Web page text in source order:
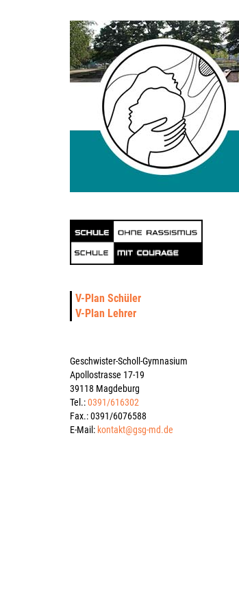
V-Plan Schüler
V-Plan Lehrer
Geschwister-Scholl-Gymnasium
Apollostrasse 17-19
39118 Magdeburg
Tel.:0391/616302
Fax.: 0391/6076588
E-Mail: kontakt@gsg-md.de